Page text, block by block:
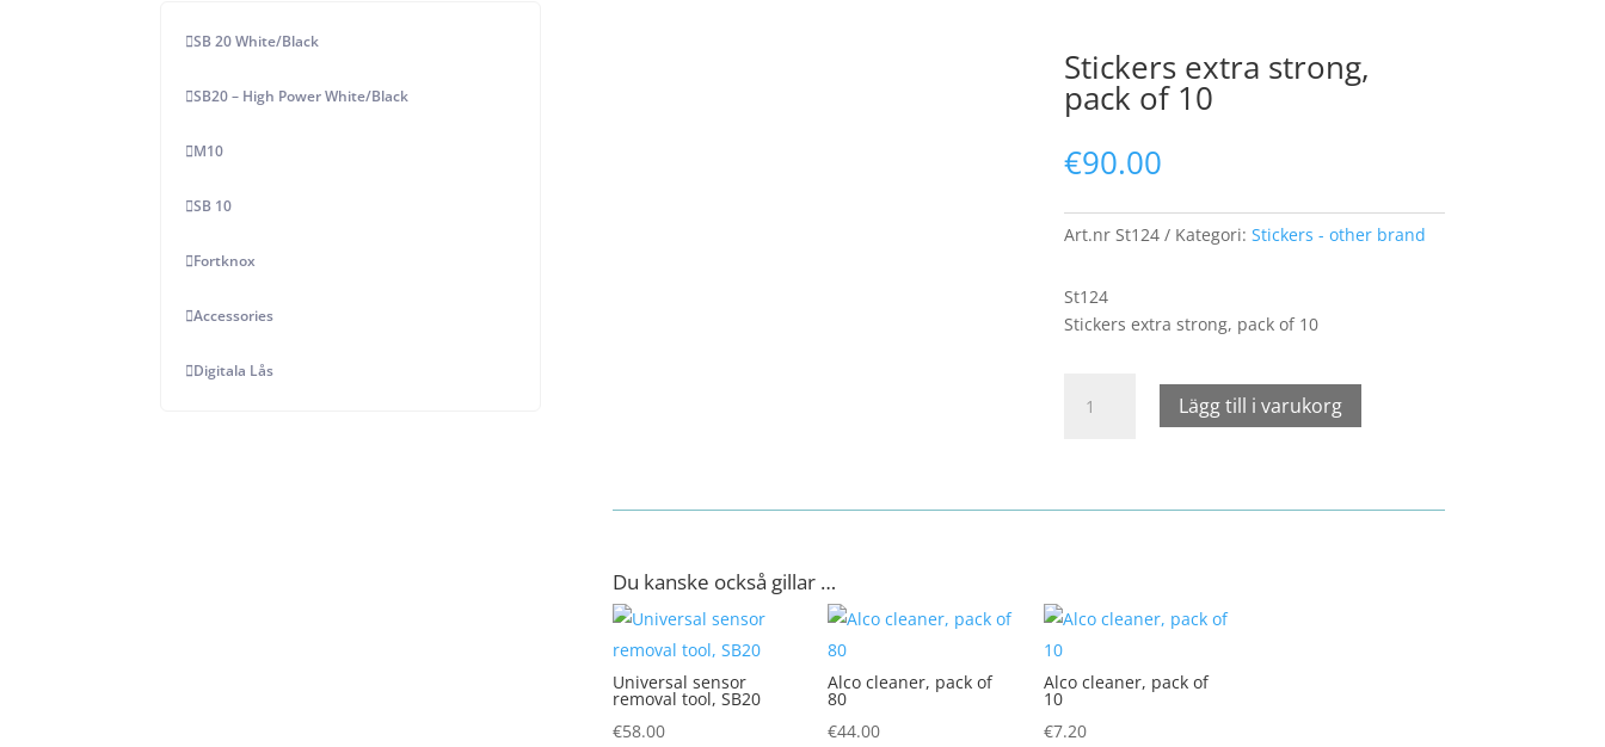
SB 20 White/Black
SB20 – High Power White/Black
M10
SB 10
Fortknox
Accessories
Digitala Lås
Stickers extra strong,
pack of 10
€90.00
Art.nr St124 Kategori: Stickers - other brand
St124
Stickers extra strong, pack of 10
extra
Lägg till i varukorg
Du kanske också gillar …
Universal sensor
removal tool, SB20
€58.00
Alco cleaner, pack of
80
€44.00
Alco cleaner, pack of
10
€7.20